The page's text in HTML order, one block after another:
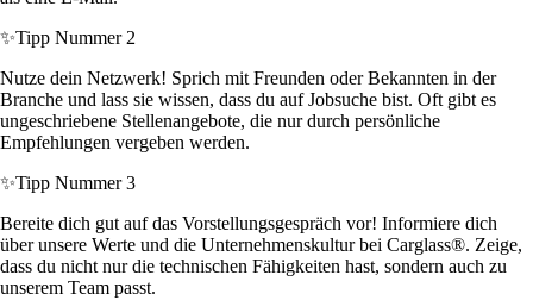
✨Tipp Nummer 2
Nutze dein Netzwerk! Sprich mit Freunden oder Bekannten in der
Branche und lass sie wissen, dass du auf Jobsuche bist. Oft gibt es
ungeschriebene Stellenangebote, die nur durch persönliche
Empfehlungen vergeben werden.
✨Tipp Nummer 3
Bereite dich gut auf das Vorstellungsgespräch vor! Informiere dich
über unsere Werte und die Unternehmenskultur bei Carglass®. Zeige,
dass du nicht nur die technischen Fähigkeiten hast, sondern auch zu
unserem Team passt.